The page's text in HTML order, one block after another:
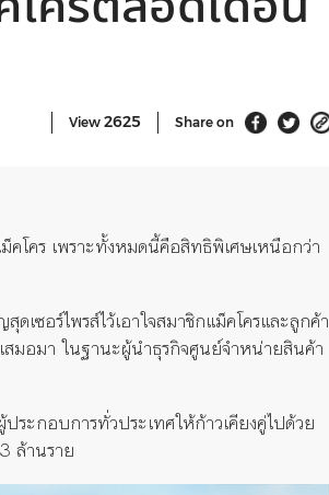
View 2625 Share on
โคร เพราะทั้งหมดนี้คือสิทธิพิเศษเหนือกว่า
เซอร์ไพรส์ไว้เอาใจสมาชิกแม็คโครและลูกค้า
มอมา ในฐานะผู้นำธุรกิจศูนย์จำหน่ายสินค้า
ประกอบการทั่วประเทศให้ก้าวเคียงคู่ไปด้วย
ล้านราย